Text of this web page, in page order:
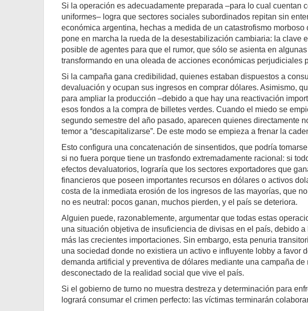
Si la operación es adecuadamente preparada –para lo cual cuentan
uniformes– logra que sectores sociales subordinados repitan sin
económica argentina, hechas a medida de un catastrofismo
pone en marcha la rueda de la desestabilización cambiaria: la clave
posible de agentes para que el rumor, que sólo se asienta en
transformando en una oleada de acciones económicas perjudiciales
Si la campaña gana credibilidad, quienes estaban dispuestos a
devaluación y ocupan sus ingresos en comprar dólares. Asimismo,
para ampliar la producción –debido a que hay una reactivación
esos fondos a la compra de billetes verdes. Cuando el miedo se
segundo semestre del año pasado, aparecen quienes directamente
temor a “descapitalizarse”. De este modo se empieza a frenar la
Esto configura una concatenación de sinsentidos, que podría
si no fuera porque tiene un trasfondo extremadamente racional: si
efectos devaluatorios, lograría que los sectores exportadores que
financieros que poseen importantes recursos en dólares o activos
costa de la inmediata erosión de los ingresos de las mayorías, que
no es neutral: pocos ganan, muchos pierden, y el país se deteriora.
Alguien puede, razonablemente, argumentar que todas estas
una situación objetiva de insuficiencia de divisas en el país, debido
más las crecientes importaciones. Sin embargo, esta penuria
una sociedad donde no existiera un activo e influyente lobby a favor
demanda artificial y preventiva de dólares mediante una campaña
desconectado de la realidad social que vive el país.
Si el gobierno de turno no muestra destreza y determinación para
logrará consumar el crimen perfecto: las víctimas terminarán